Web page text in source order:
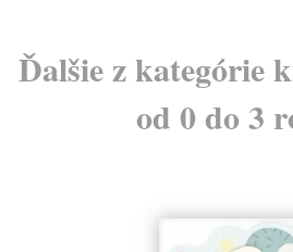
Ďalšie z kategórie
od 0 do 3